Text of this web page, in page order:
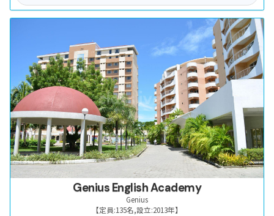
Genius English Academy
Genius
【定員:135名,設立:2013年】